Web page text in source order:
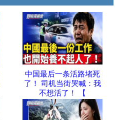
中国最后一条活路堵死
了！ 司机当街哭喊：我
不想活了！ 【